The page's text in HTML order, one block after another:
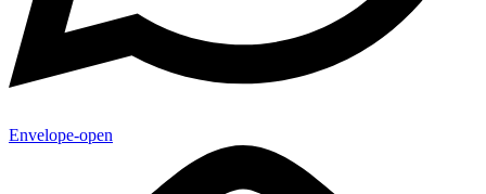
Envelope-open